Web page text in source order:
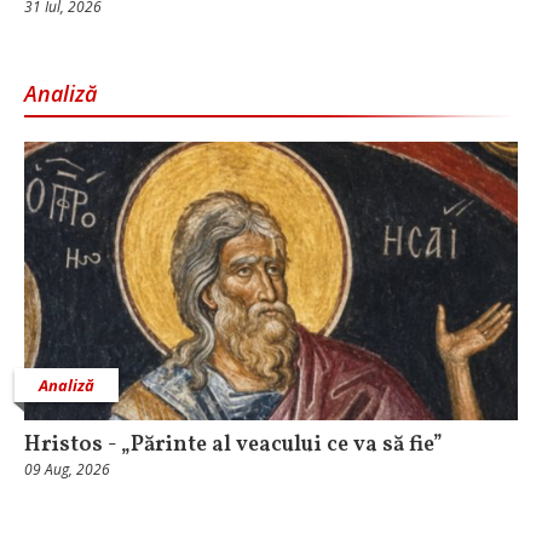
31 Iul, 2026
Analiză
Analiză
Hristos - „Părinte al veacului ce va să fie”
09 Aug, 2026